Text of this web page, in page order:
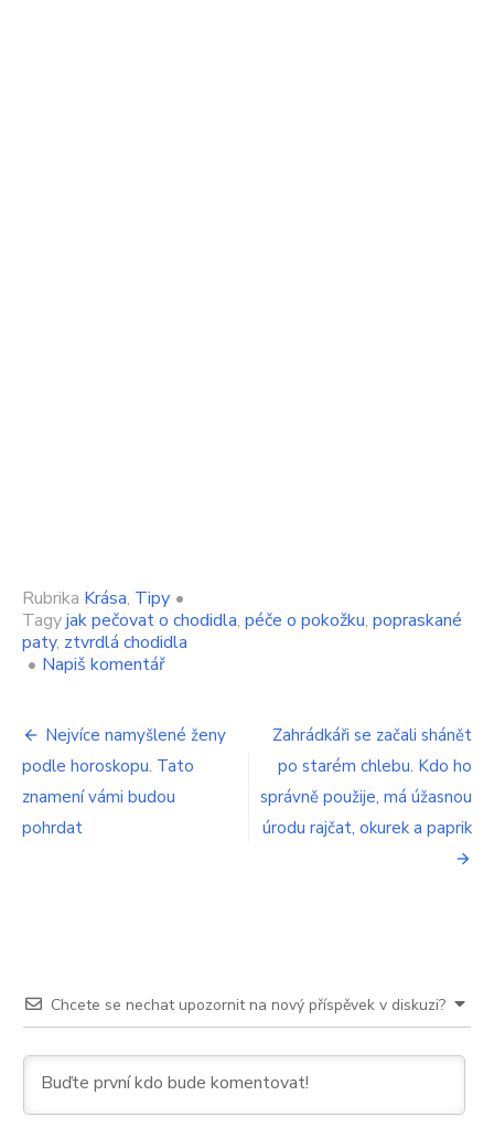
Rubrika Krása, Tipy •
Tagyjak pečovat o chodidla, péče o pokožku, popraskané
paty, ztvrdlá chodidla
• Napiš komentářon
50
by
si
nebude
dobré
Navigace
pro
příspěvek
Nejvíce namyšlené ženy
podle horoskopu. Tato
znamení vámi budou
pohrdat
Zahrádkáři se začali shánět
po starém chlebu. Kdo ho
správně použije, má úžasnou
úrodu rajčat, okurek a paprik
Chcete se nechat upozornit na nový příspěvek v diskuzi?